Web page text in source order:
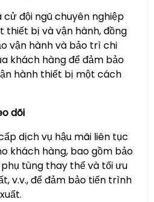
đội ngũ chuyên nghiệp
thiết bị và vận hành, đồng
vận hành và bảo trì chi
khách hàng để đảm bảo
hành thiết bị một cách
dõi
dịch vụ hậu mãi liên tục
khách hàng, bao gồm bảo
tùng thay thế và tối ưu
v.v., để đảm bảo tiến trình